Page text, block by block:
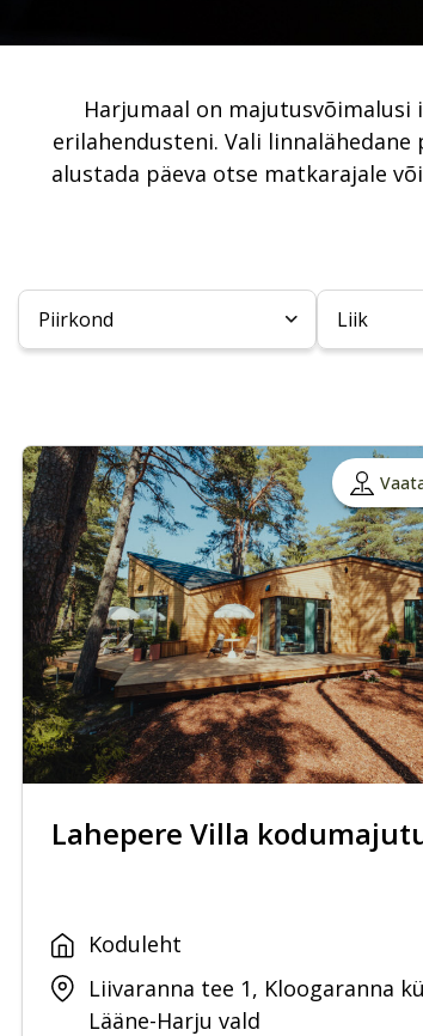
Harjumaal on
erilahendusteni. Vali
alustada päeva otse matkarajale
Piirkond Liik
Lahepere Villa
Koduleht
Liivaranna tee 1, Kloogaranna
Lääne-Harju vald